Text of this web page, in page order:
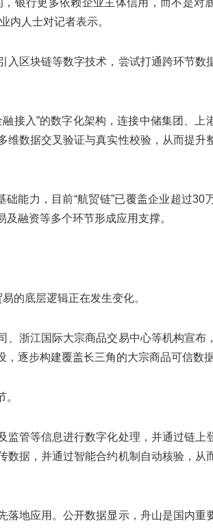
银行更多依赖企业主体信用，而不是对
内人士对记者表示。
入区块链等数字技术，尝试打通跨环节数
接入”的数字化架构，连接中储集团、上
维数据交叉验证与真实性校验，从而提升
础能力，目前“航贸链”已覆盖企业超过30
融资等多个环节形成应用支撑。
的底层逻辑正在发生变化。
、浙江国际大宗商品交易中心等机构宣布
逐步构建覆盖长三角的大宗商品可信数据
监管等信息进行数字化处理，并通过链上
数据，并通过智能合约机制自动核验，从
落地应用。公开数据显示，舟山是国内重